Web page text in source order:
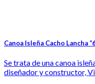
Canoa Isleña Cacho Lancha
Se trata de una canoa
diseñador y constructor,